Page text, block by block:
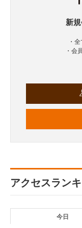
新
・
・会
アクセスラン
今日